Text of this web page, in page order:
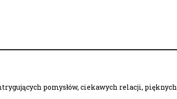
pomysłów, ciekawych relacji, pięknych